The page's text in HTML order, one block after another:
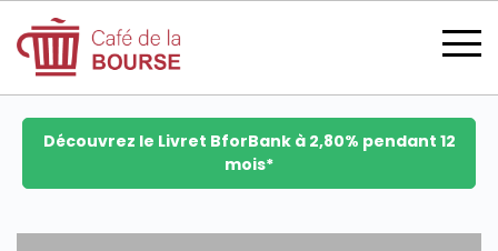
se connecter
Découvrez le Livret BforBank à 2,80% pendant 12
mois*